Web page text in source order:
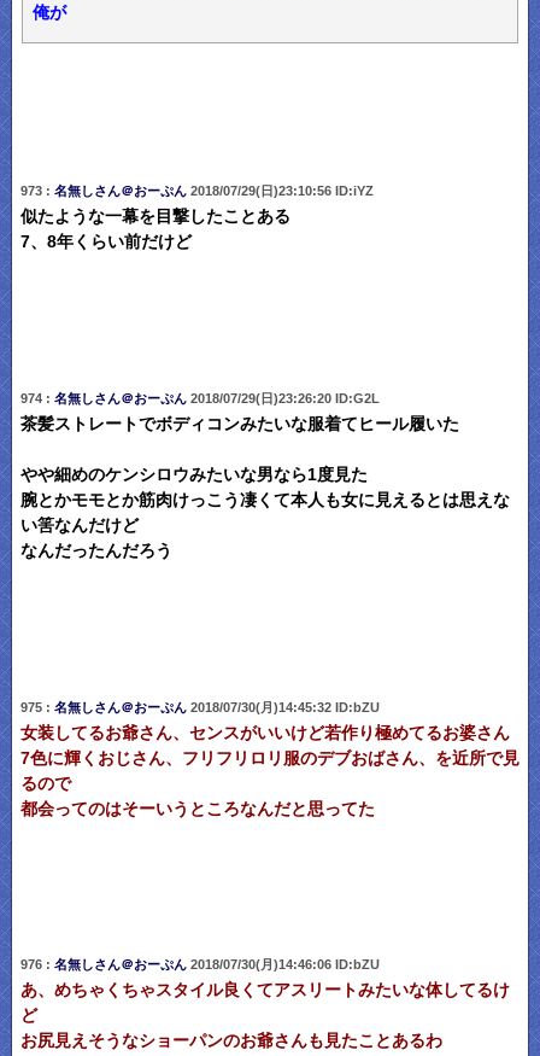
俺が
973 : 名無しさん＠おーぷん2018/07/29(日)23:10:56 ID:iYZ
似たような一幕を目撃したことある
7、8年くらい前だけど
974 : 名無しさん＠おーぷん2018/07/29(日)23:26:20 ID:G2L
茶髪ストレートでボディコンみたいな服着てヒール履いた
やや細めのケンシロウみたいな男なら1度見た
腕とかモモとか筋肉けっこう凄くて本人も女に見えるとは思えな
い筈なんだけど
なんだったんだろう
975 : 名無しさん＠おーぷん2018/07/30(月)14:45:32 ID:bZU
女装してるお爺さん、センスがいいけど若作り極めてるお婆さん
7色に輝くおじさん、フリフリロリ服のデブおばさん、を近所で見
るので
都会ってのはそーいうところなんだと思ってた
976 : 名無しさん＠おーぷん2018/07/30(月)14:46:06 ID:bZU
あ、めちゃくちゃスタイル良くてアスリートみたいな体してるけ
ど
お尻見えそうなショーパンのお爺さんも見たことあるわ